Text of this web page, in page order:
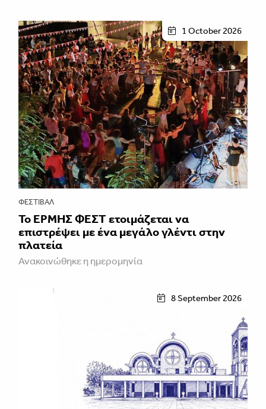
1 October 2026
ΦΕΣΤΙΒΑΛ
Το ΕΡΜΗΣ ΦΕΣΤ ετοιμάζεται να
επιστρέψει με ένα μεγάλο γλέντι στην
πλατεία
Ανακοινώθηκε η ημερομηνία
8 September 2026